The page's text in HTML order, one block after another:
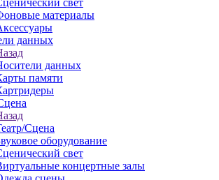
свет
материалы
данных
данных
памяти
Сцена
оборудование
свет
концертные залы